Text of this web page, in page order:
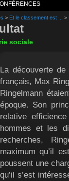
> Et le classement est ... >
sociale
La découverte
français, Max
Ringelmann
époque. Son
relative
hommes et les
recherches,
maximum qu’il
poussent une
qu’il s’est